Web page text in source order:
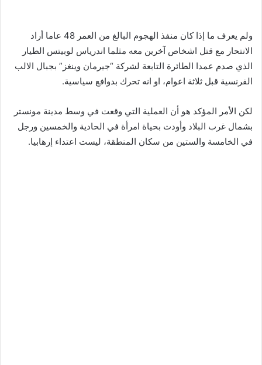
ولم يعرف ما إذا كان منفذ الهجوم البالغ من العمر 48 عاما أراد
الانتحار مع قتل اشخاص آخرين معه مثلما اندرياس لوبيتس الطيار
الذي صدم عمدا الطائرة التابعة لشركة “جيرمان وينغز” بجبال الالب
الفرنسية قبل ثلاثة اعوام، او انه تحرك بدوافع سياسية.
لكن الأمر المؤكد هو أن العملية التي وقعت في وسط مدينة مونستر
بشمال غرب البلاد وأودت بحياة امرأة في الحادية والخمسين ورجل
في الخامسة والستين من سكان المنطقة، ليست اعتداء إرهابيا.